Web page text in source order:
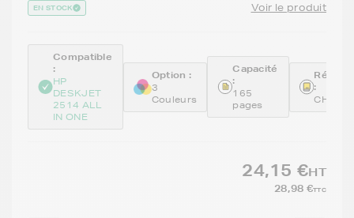
EN STOCK Voir le produit
Compatible
:
HP
DESKJET
2514 ALL
IN ONE
Option :
3
Couleurs
Capacité
:
165
pages
:
24,15 €HT
28,98 €TTC